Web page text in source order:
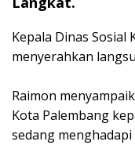
Kepala Dinas Sosial
menyerahkan
‎Raimon
Kota Palembang
sedang